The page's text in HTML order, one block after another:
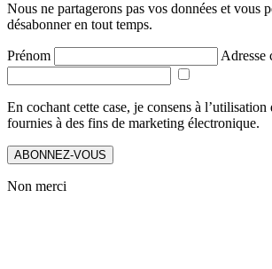
Nous ne partagerons pas vos données et vous
désabonner en tout temps.
Prénom Adresse
En cochant cette case, je consens à
fournies à des fins de marketing électronique.
ABONNEZ-VOUS
Non merci